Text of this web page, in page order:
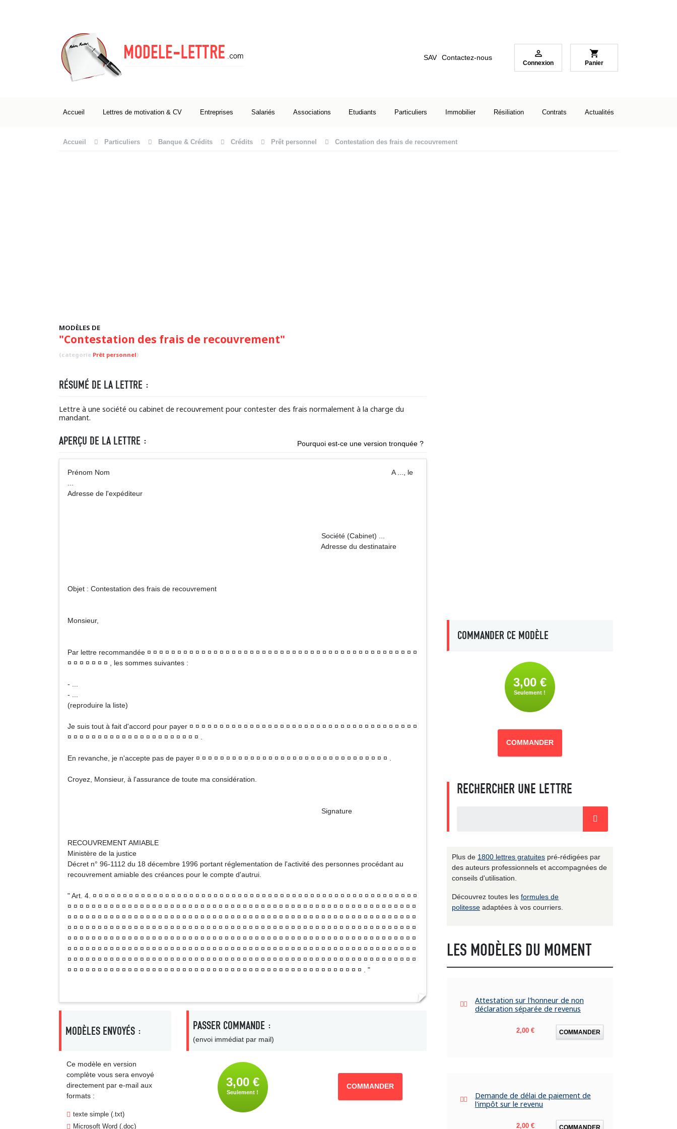
SAV Contactez-nous 
Connexion
shopping_cart
Panier
Accueil Lettres de motivation & CV Entreprises Salariés Associations Etudiants Particuliers Immobilier Résiliation Contrats Actualités
Accueil Particuliers Banque & Crédits Crédits Prêt personnel Contestation des frais de recouvrement
MODÈLES DE
"Contestation des frais de recouvrement"
(categorie Prêt personnel)
RÉSUMÉ DE LA LETTRE :
Lettre à une société ou cabinet de recouvrement pour contester des frais normalement à la charge du
mandant.
APERÇU DE LA LETTRE : Pourquoi est-ce une version tronquée ?
Prénom Nom A ..., le
Adresse de l'expéditeur
Société (Cabinet) ...
Adresse du destinataire
Objet : Contestation des frais de recouvrement
Monsieur,
Par lettre recommandée ¤ ¤ ¤ ¤ ¤ ¤ ¤ ¤ ¤ ¤ ¤ ¤ ¤ ¤ ¤ ¤ ¤ ¤ ¤ ¤ ¤ ¤ ¤ ¤ ¤ ¤ ¤ ¤ ¤ ¤ ¤ ¤ ¤ ¤ ¤ ¤ ¤ ¤ ¤ ¤ ¤ ¤ ¤ ¤ ¤
¤ ¤ ¤ ¤ ¤ ¤ ¤ , les sommes suivantes :
- ...
- ...
(reproduire la liste)
Je suis tout à fait d'accord pour payer ¤ ¤ ¤ ¤ ¤ ¤ ¤ ¤ ¤ ¤ ¤ ¤ ¤ ¤ ¤ ¤ ¤ ¤ ¤ ¤ ¤ ¤ ¤ ¤ ¤ ¤ ¤ ¤ ¤ ¤ ¤ ¤ ¤ ¤ ¤ ¤ ¤ ¤
¤ ¤ ¤ ¤ ¤ ¤ ¤ ¤ ¤ ¤ ¤ ¤ ¤ ¤ ¤ ¤ ¤ ¤ ¤ ¤ ¤ ¤ .
En revanche, je n'accepte pas de payer ¤ ¤ ¤ ¤ ¤ ¤ ¤ ¤ ¤ ¤ ¤ ¤ ¤ ¤ ¤ ¤ ¤ ¤ ¤ ¤ ¤ ¤ ¤ ¤ ¤ ¤ ¤ ¤ ¤ ¤ ¤ ¤ .
Croyez, Monsieur, à l'assurance de toute ma considération.
Signature
RECOUVREMENT AMIABLE
Ministère de la justice
Décret n° 96-1112 du 18 décembre 1996 portant réglementation de l'activité des personnes procédant au
recouvrement amiable des créances pour le compte d'autrui.
" Art. 4. ¤ ¤ ¤ ¤ ¤ ¤ ¤ ¤ ¤ ¤ ¤ ¤ ¤ ¤ ¤ ¤ ¤ ¤ ¤ ¤ ¤ ¤ ¤ ¤ ¤ ¤ ¤ ¤ ¤ ¤ ¤ ¤ ¤ ¤ ¤ ¤ ¤ ¤ ¤ ¤ ¤ ¤ ¤ ¤ ¤ ¤ ¤ ¤ ¤ ¤ ¤ ¤ ¤ ¤
¤ ¤ ¤ ¤ ¤ ¤ ¤ ¤ ¤ ¤ ¤ ¤ ¤ ¤ ¤ ¤ ¤ ¤ ¤ ¤ ¤ ¤ ¤ ¤ ¤ ¤ ¤ ¤ ¤ ¤ ¤ ¤ ¤ ¤ ¤ ¤ ¤ ¤ ¤ ¤ ¤ ¤ ¤ ¤ ¤ ¤ ¤ ¤ ¤ ¤ ¤ ¤ ¤ ¤ ¤ ¤ ¤ ¤
¤ ¤ ¤ ¤ ¤ ¤ ¤ ¤ ¤ ¤ ¤ ¤ ¤ ¤ ¤ ¤ ¤ ¤ ¤ ¤ ¤ ¤ ¤ ¤ ¤ ¤ ¤ ¤ ¤ ¤ ¤ ¤ ¤ ¤ ¤ ¤ ¤ ¤ ¤ ¤ ¤ ¤ ¤ ¤ ¤ ¤ ¤ ¤ ¤ ¤ ¤ ¤ ¤ ¤ ¤ ¤ ¤ ¤
¤ ¤ ¤ ¤ ¤ ¤ ¤ ¤ ¤ ¤ ¤ ¤ ¤ ¤ ¤ ¤ ¤ ¤ ¤ ¤ ¤ ¤ ¤ ¤ ¤ ¤ ¤ ¤ ¤ ¤ ¤ ¤ ¤ ¤ ¤ ¤ ¤ ¤ ¤ ¤ ¤ ¤ ¤ ¤ ¤ ¤ ¤ ¤ ¤ ¤ ¤ ¤ ¤ ¤ ¤ ¤ ¤ ¤
¤ ¤ ¤ ¤ ¤ ¤ ¤ ¤ ¤ ¤ ¤ ¤ ¤ ¤ ¤ ¤ ¤ ¤ ¤ ¤ ¤ ¤ ¤ ¤ ¤ ¤ ¤ ¤ ¤ ¤ ¤ ¤ ¤ ¤ ¤ ¤ ¤ ¤ ¤ ¤ ¤ ¤ ¤ ¤ ¤ ¤ ¤ ¤ ¤ ¤ ¤ ¤ ¤ ¤ ¤ ¤ ¤ ¤
¤ ¤ ¤ ¤ ¤ ¤ ¤ ¤ ¤ ¤ ¤ ¤ ¤ ¤ ¤ ¤ ¤ ¤ ¤ ¤ ¤ ¤ ¤ ¤ ¤ ¤ ¤ ¤ ¤ ¤ ¤ ¤ ¤ ¤ ¤ ¤ ¤ ¤ ¤ ¤ ¤ ¤ ¤ ¤ ¤ ¤ ¤ ¤ ¤ ¤ ¤ ¤ ¤ ¤ ¤ ¤ ¤ ¤
¤ ¤ ¤ ¤ ¤ ¤ ¤ ¤ ¤ ¤ ¤ ¤ ¤ ¤ ¤ ¤ ¤ ¤ ¤ ¤ ¤ ¤ ¤ ¤ ¤ ¤ ¤ ¤ ¤ ¤ ¤ ¤ ¤ ¤ ¤ ¤ ¤ ¤ ¤ ¤ ¤ ¤ ¤ ¤ ¤ ¤ ¤ ¤ ¤ ¤ ¤ ¤ ¤ ¤ ¤ ¤ ¤ ¤
¤ ¤ ¤ ¤ ¤ ¤ ¤ ¤ ¤ ¤ ¤ ¤ ¤ ¤ ¤ ¤ ¤ ¤ ¤ ¤ ¤ ¤ ¤ ¤ ¤ ¤ ¤ ¤ ¤ ¤ ¤ ¤ ¤ ¤ ¤ ¤ ¤ ¤ ¤ ¤ ¤ ¤ ¤ ¤ ¤ ¤ ¤ ¤ ¤ . "
MODÈLES ENVOYÉS :
Ce modèle en version
complète vous sera envoyé
directement par e-mail aux
formats :
texte simple (.txt)
Microsoft Word (.doc)
PASSER COMMANDE :
(envoi immédiat par mail)
3,00 €
Seulement !
COMMANDER
COMMANDER CE MODÈLE
3,00 €
Seulement !
COMMANDER
RECHERCHER UNE LETTRE
Plus de 1800 lettres gratuites pré-rédigées par
des auteurs professionnels et accompagnées de
conseils d'utilisation.
Découvrez toutes les formules de
politesse adaptées à vos courriers.
LES MODÈLES DU MOMENT
Attestation sur l'honneur de non
déclaration séparée de revenus
Prix
2,00 € COMMANDER
Demande de délai de paiement de
l'impôt sur le revenu
Prix
2,00 € COMMANDER